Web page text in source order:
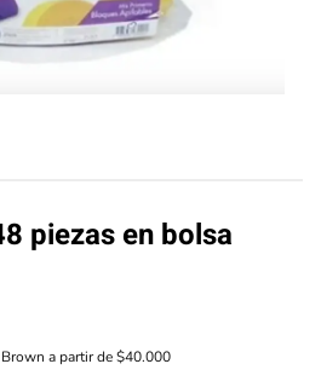
piezas en bolsa
a partir de $40.000